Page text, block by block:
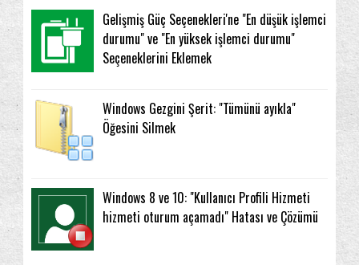
Gelişmiş Güç Seçenekleri'ne "En düşük işlemci
durumu" ve "En yüksek işlemci durumu"
Seçeneklerini Eklemek
Windows Gezgini Şerit: "Tümünü ayıkla"
Öğesini Silmek
Windows 8 ve 10: "Kullanıcı Profili Hizmeti
hizmeti oturum açamadı" Hatası ve Çözümü